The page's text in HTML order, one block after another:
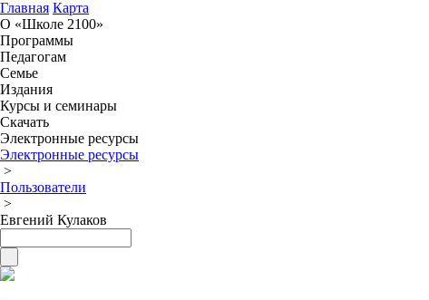
Главная Карта
О «Школе 2100»
Программы
Педагогам
Семье
Издания
Курсы и семинары
Скачать
Электронные ресурсы
Электронные ресурсы
>
Пользователи
>
Евгений Кулаков